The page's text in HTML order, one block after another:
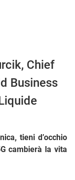
Chief
Business
tieni d’occhio
cambierà la vita